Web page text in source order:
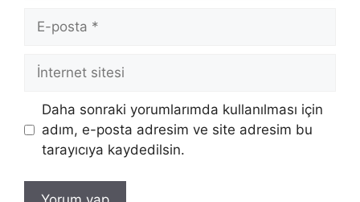
posta
İnternet
Daha sonraki yorumlarımda kullanılması için
adım, e-posta adresim ve site adresim bu
tarayıcıya kaydedilsin.